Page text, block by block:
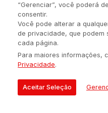
Política de privacidade
É proibida a reprodução do
meio de comunicação,
escrita de Auonline
© 2026 AUONLINE
21
“Gerenciar”, você poderá
consentir.
Você pode alterar a
de privacidade, que podem
cada página.
Para maiores informações,
Privacidade.
Aceitar Seleção